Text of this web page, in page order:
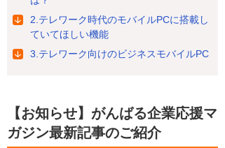
2.テレワーク時代のモバイルPCに搭載し
ていてほしい機能
3.テレワーク向けのビジネスモバイルPC
【お知らせ】がんばる企業応援マ
ガジン最新記事のご紹介